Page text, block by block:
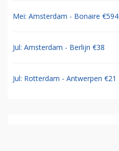
Mei: Amsterdam - Bonaire €594
Jul: Amsterdam - Berlijn €38
Jul: Rotterdam - Antwerpen €21